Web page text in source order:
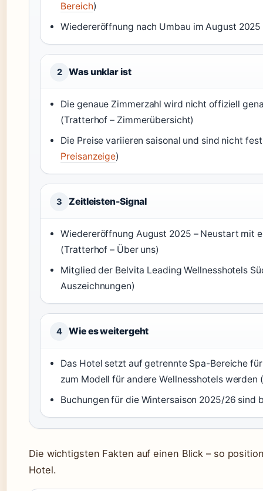
Bereich)
Wiedereröffnung nach Umbau im August 2025
2 Was unklar ist
Die genaue Zimmerzahl wird nicht offiziell
(Tratterhof – Zimmerübersicht)
Die Preise variieren saisonal und sind nicht
Preisanzeige)
3 Zeitleisten-Signal
Wiedereröffnung August 2025 – Neustart mit
(Tratterhof – Über uns)
Mitglied der Belvita Leading Wellnesshotels
Auszeichnungen)
4 Wie es weitergeht
Das Hotel setzt auf getrennte Spa-Bereiche
zum Modell für andere Wellnesshotels werden (
Buchungen für die Wintersaison 2025/26 sind
Die wichtigsten Fakten auf einen Blick – so
Hotel.